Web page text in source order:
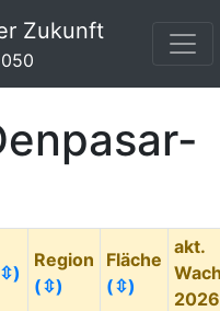
Zukunft
Region
(⇳)
Fläche
(⇳)
akt.